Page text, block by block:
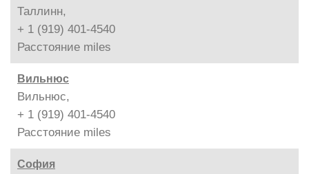
Таллинн,
+ 1 (919) 401-4540
Расстояние miles
Вильнюс
Вильнюс,
+ 1 (919) 401-4540
Расстояние miles
София